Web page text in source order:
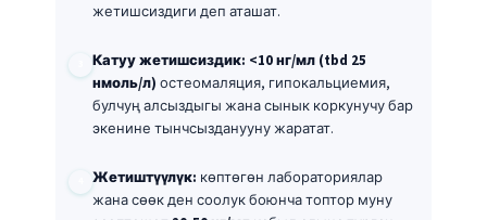
жетишсиздиги деп аташат.
Катуу жетишсиздик: <10 нг/мл (tbd 25
нмоль/л) остеомаляция, гипокальциемия,
булчуң алсыздыгы жана сынык коркунучу бар
экенине тынчсызданууну жаратат.
Жетиштүүлүк: көптөгөн лабораториялар
жана сөөк ден соолук боюнча топтор муну